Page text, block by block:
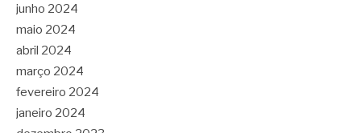
junho 2024
maio 2024
abril 2024
março 2024
fevereiro 2024
janeiro 2024